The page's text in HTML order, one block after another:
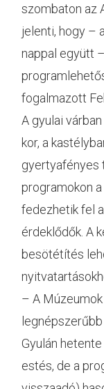
szombaton az
jelenti, hogy –
nappal együtt
fogalmazott
A gyulai
kor, a
gyertyafényes
programokon
fedezhetik fel
érdeklődők. A
besötétítés
– A
Gyulán
estés, de a